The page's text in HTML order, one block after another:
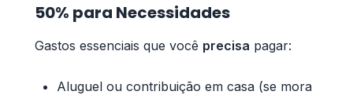
50% para Necessidades
Gastos essenciais que você precisa pagar:
Aluguel ou contribuição em casa (se mora